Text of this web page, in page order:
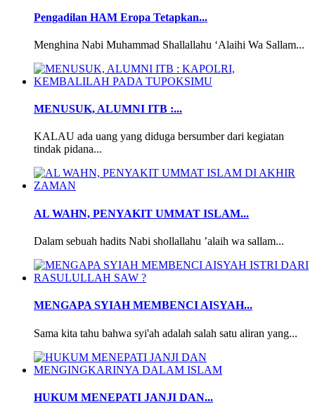
Pengadilan HAM Eropa Tetapkan...
Menghina Nabi Muhammad Shallallahu ‘Alaihi Wa Sallam...
MENUSUK, ALUMNI ITB :...
KALAU ada uang yang diduga bersumber dari kegiatan
tindak pidana...
AL WAHN, PENYAKIT UMMAT ISLAM...
Dalam sebuah hadits Nabi shollallahu ’alaih wa sallam...
MENGAPA SYIAH MEMBENCI AISYAH...
Sama kita tahu bahwa syi'ah adalah salah satu aliran yang...
HUKUM MENEPATI JANJI DAN...